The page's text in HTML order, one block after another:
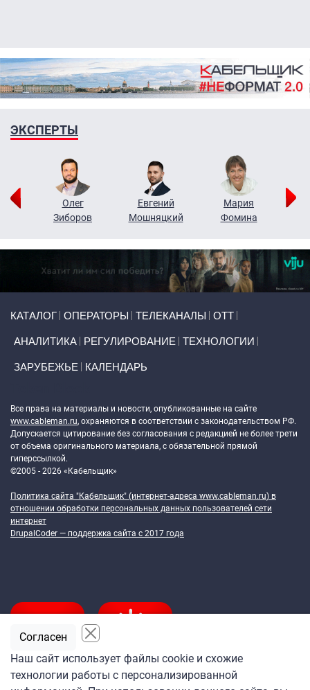
ЭКСПЕРТЫ
Олег
Зиборов
Евгений
Мошняцкий
Мария
Фомина
КАТАЛОГ ОПЕРАТОРЫ ТЕЛЕКАНАЛЫ ОТТ
АНАЛИТИКА РЕГУЛИРОВАНИЕ ТЕХНОЛОГИИ
ЗАРУБЕЖЬЕ КАЛЕНДАРЬ
Все права на материалы и новости, опубликованные на сайте
www.cableman.ru, охраняются в соответствии с законодательством РФ.
Допускается цитирование без согласования с редакцией не более трети
от объема оригинального материала, с обязательной прямой
гиперссылкой.
©2005 - 2026 «Кабельщик»
Политика сайта "Кабельщик" (интернет-адреса www.cableman.ru) в
отношении обработки персональных данных пользователей сети
интернет
DrupalCoder — поддержка сайта c 2017 года
Наш сайт использует файлы cookie и схожие
технологии работы с персонализированной
Согласен